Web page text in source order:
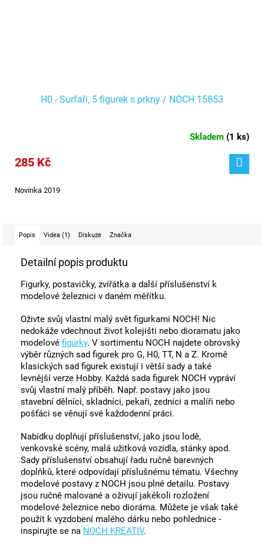
H0 - Surfaři, 5 figurek s prkny / NOCH 15853
Skladem (1 ks)
285 Kč
Novinka 2019
Popis Videa (1) Diskuze Značka
Detailní popis produktu
Figurky, postavičky, zvířátka a další příslušenství k
modelové železnici v daném měřítku.
Oživte svůj vlastní malý svět figurkami NOCH! Nic
nedokáže vdechnout život kolejišti nebo dioramatu jako
modelové figurky. V sortimentu NOCH najdete obrovský
výběr různých sad figurek pro G, H0, TT, N a Z. Kromě
klasických sad figurek existují i ​​větší sady a také
levnější verze Hobby. Každá sada figurek NOCH vypráví
svůj vlastní malý příběh. Např. postavy jako jsou
stavební dělníci, skladníci, pekaři, zedníci a malíři nebo
pošťáci se věnují své každodenní práci.
Nabídku doplňují příslušenství, jako jsou lodě,
venkovské scény, malá užitková vozidla, stánky apod.
Sady příslušenství obsahují řadu ručně barevných
doplňků, které odpovídají příslušnému tématu. Všechny
modelové postavy z NOCH jsou plné detailu. Postavy
jsou ručně malované a oživují jakékoli rozložení
modelové železnice nebo dioráma. Můžete je však také
použít k vyzdobení malého dárku nebo pohlednice -
inspirujte se na NOCH KREATIV.